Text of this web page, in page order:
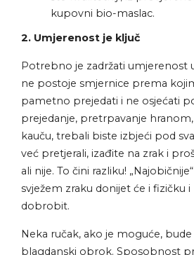
kupovni bio-maslac.
2. Umjerenost je ključ
Potrebno je zadržati umjerenost
ne postoje smjernice prema
pametno prejedati i ne osjećati
prejedanje, pretrpavanje hranom,
kauču, trebali biste izbjeći pod
već pretjerali, izađite na zrak i
ali nije. To čini razliku!
svježem zraku donijet će i fizičku
dobrobit.
Neka ručak, ako je moguće, bude
blagdanski obrok. Sposobnost